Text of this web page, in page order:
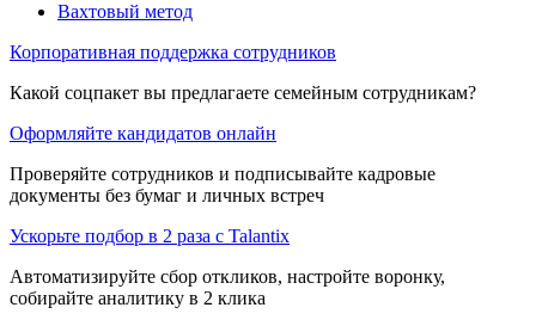
Вахтовый метод
Корпоративная поддержка сотрудников
Какой соцпакет вы предлагаете семейным сотрудникам?
Оформляйте кандидатов онлайн
Проверяйте сотрудников и подписывайте кадровые
документы без бумаг и личных встреч
Ускорьте подбор в 2 раза с Talantix
Автоматизируйте сбор откликов, настройте воронку,
собирайте аналитику в 2 клика